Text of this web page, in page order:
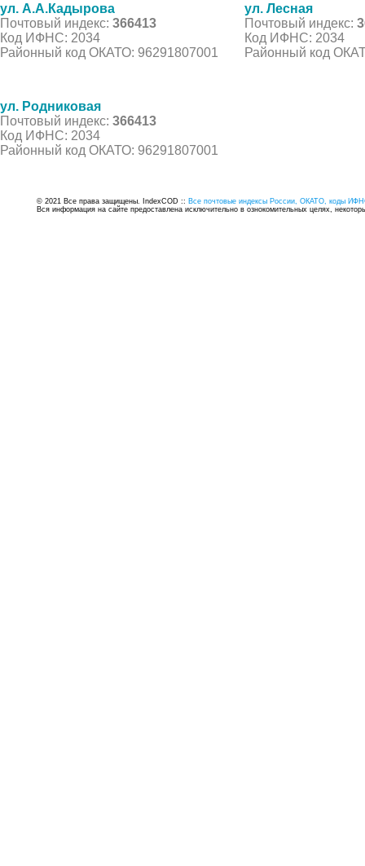
ул. А.А.Кадырова
Почтовый индекс: 366413
Код ИФНС: 2034
Районный код ОКАТО: 96291807001
ул. Лесная
Почтовый индекс:
Код ИФНС: 2034
Районный код
ул. Родниковая
Почтовый индекс: 366413
Код ИФНС: 2034
Районный код ОКАТО: 96291807001
© 2021 Все права защищены. IndexCOD :: Все почтовые индексы России, ОКАТО, коды
Вся информация на сайте предоставлена исключительно в ознокомительных целях,